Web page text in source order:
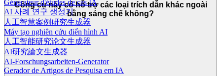
Générateur d'études de cas IA
AI 사례 연구 생성기
人工智慧案例研究生成器
Máy tạo nghiên cứu điển hình AI
人工智能研究论文生成器
AI研究論文生成器
AI-Forschungsarbeiten-Generator
Gerador de Artigos de Pesquisa em IA
Công cụ này có hỗ trợ các loại trích dẫn khác ngoài
bằng sáng chế không?